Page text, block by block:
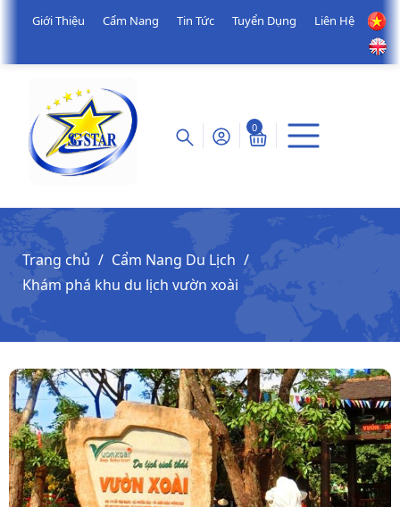
Giới Thiệu Cẩm Nang Tin Tức Tuyển Dụng Liên Hệ
0
Trang chủ
Cẩm Nang Du Lịch
Khám phá khu du lịch vườn xoài